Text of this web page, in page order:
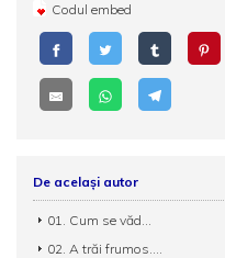
Codul embed
De același autor
01. Cum se văd...
02. A trăi frumos....